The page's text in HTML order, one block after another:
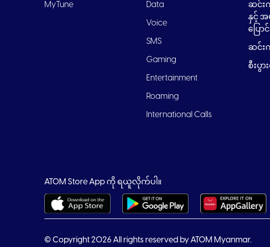
MyTune Data
Voice
SMS
Gaming
Entertainment
Roaming
International Calls
ဆင်း
နှင့်
ပြော
ဆင်
စီးပွ
ATOM Store App ကို ရယူလိုက်ပါ။
© Copyright 2026 All rights reserved by ATOM Myanmar.